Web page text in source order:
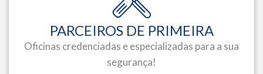
PARCEIROS DE PRIMEIRA
Oficinas credenciadas e especializadas para a sua
segurança!